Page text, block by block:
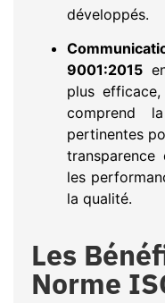
développés.
9001:2015
plus efficace,
comprend
pertinentes
transparence
les
la qualité.
Les
Norme